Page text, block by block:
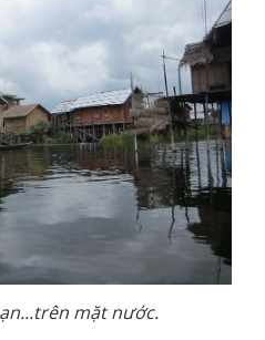
mặt nước.